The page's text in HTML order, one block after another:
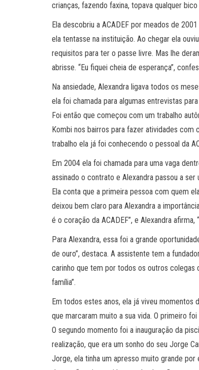
crianças, fazendo faxina, topava qualquer
Ela descobriu a ACADEF por meados de
ela tentasse na instituição. Ao chegar ela
requisitos para ter o passe livre. Mas lhe
abrisse. “Eu fiquei cheia de esperança”,
Na ansiedade, Alexandra ligava todos os
ela foi chamada para algumas entrevistas
Foi então que começou com um trabalho
Kombi nos bairros para fazer atividades com
trabalho ela já foi conhecendo o pessoal da
Em 2004 ela foi chamada para uma vaga
assinado o contrato e Alexandra passou a
Ela conta que a primeira pessoa com quem
deixou bem claro para Alexandra a
é o coração da ACADEF”, e Alexandra
Para Alexandra, essa foi a grande
de ouro”, destaca. A assistente tem a
carinho que tem por todos os outros colegas
família”.
Em todos estes anos, ela já viveu
que marcaram muito a sua vida. O primeiro
O segundo momento foi a inauguração da
realização, que era um sonho do seu Jorge
Jorge, ela tinha um apresso muito grande